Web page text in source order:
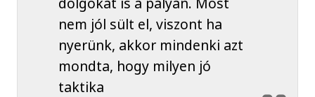
nem jól sült el, viszont ha
nyerünk, akkor mindenki azt
mondta, hogy milyen jó
taktika